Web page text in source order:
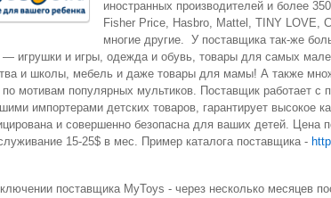
иностранных производителей и более
Fisher Price, Hasbro, Mattel, TINY LOVE,
многие другие. У поставщика так-же
— игрушки и игры, одежда и обувь, товары для самых
и школы, мебель и даже товары для мамы! А также
по мотивам популярных мультиков. Поставщик работает с
импортерами детских товаров, гарантирует высокое
и совершенно безопасна для ваших детей. Цена
15-25$ в мес. Пример каталога поставщика -
поставщика MyToys - через несколько месяцев